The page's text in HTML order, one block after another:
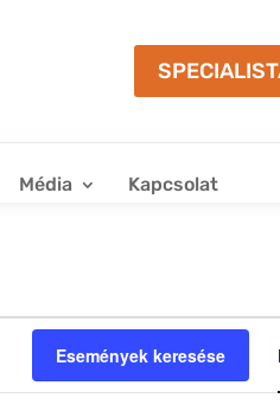
Média Kapcsolat
Események keresése